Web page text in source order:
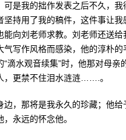
是我的拙作发表之后不久，我
持用了我的稿件，这件事让
向刘老师求教。刘老师还送给
写作风格而感染，他的淳朴
滴水观音续集”时，他那对母
，更禁不住泪水涟涟…….。
那将是我永久的珍藏；他给
永远的怀念他。